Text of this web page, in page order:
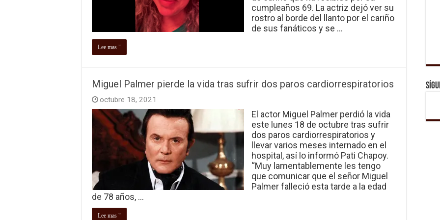
cumpleaños 69. La actriz dejó ver su
rostro al borde del llanto por el cariño
de sus fanáticos y se …
Lee mas "
Miguel Palmer pierde la vida tras sufrir dos paros cardiorrespiratorios
octubre 18, 2021
El actor Miguel Palmer perdió la vida
este lunes 18 de octubre tras sufrir
dos paros cardiorrespiratorios y
llevar varios meses internado en el
hospital, así lo informó Pati Chapoy.
“Muy lamentablemente les tengo
que comunicar que el señor Miguel
Palmer falleció esta tarde a la edad
de 78 años, …
Lee mas "